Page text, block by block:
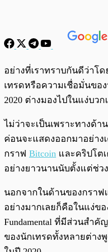
พร้อมเล่น
อย่างที่เราทราบกันดีว่าโ
เทรดหรือความเชื่อมั่นขอ
2020 ต่างมองไปในแง่บว
ไม่ว่าจะเป็นเพราะทางด้า
ค่อนจะแสดงออกมาอย่าง
กราฟ Bitcoin และคริปโต
อย่างยาวนานนับตั้งแต่ช่วง
นอกจากในด้านของกรา
อย่างมากเลยก็คือในแง่ข
Fundamental ที่มีส่วนสำ
ของนักเทรดทั้งหลายต่าง